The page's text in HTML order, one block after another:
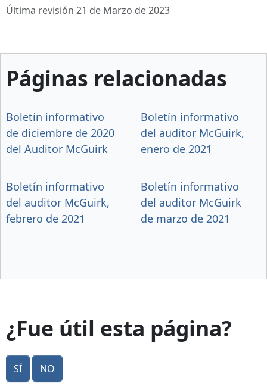
Última revisión 21 de Marzo de 2023
Páginas relacionadas
Boletín informativo
de diciembre de 2020
del Auditor McGuirk
Boletín informativo
del auditor McGuirk,
enero de 2021
Boletín informativo
del auditor McGuirk,
febrero de 2021
Boletín informativo
del auditor McGuirk
de marzo de 2021
¿Fue útil esta página?
Sí No